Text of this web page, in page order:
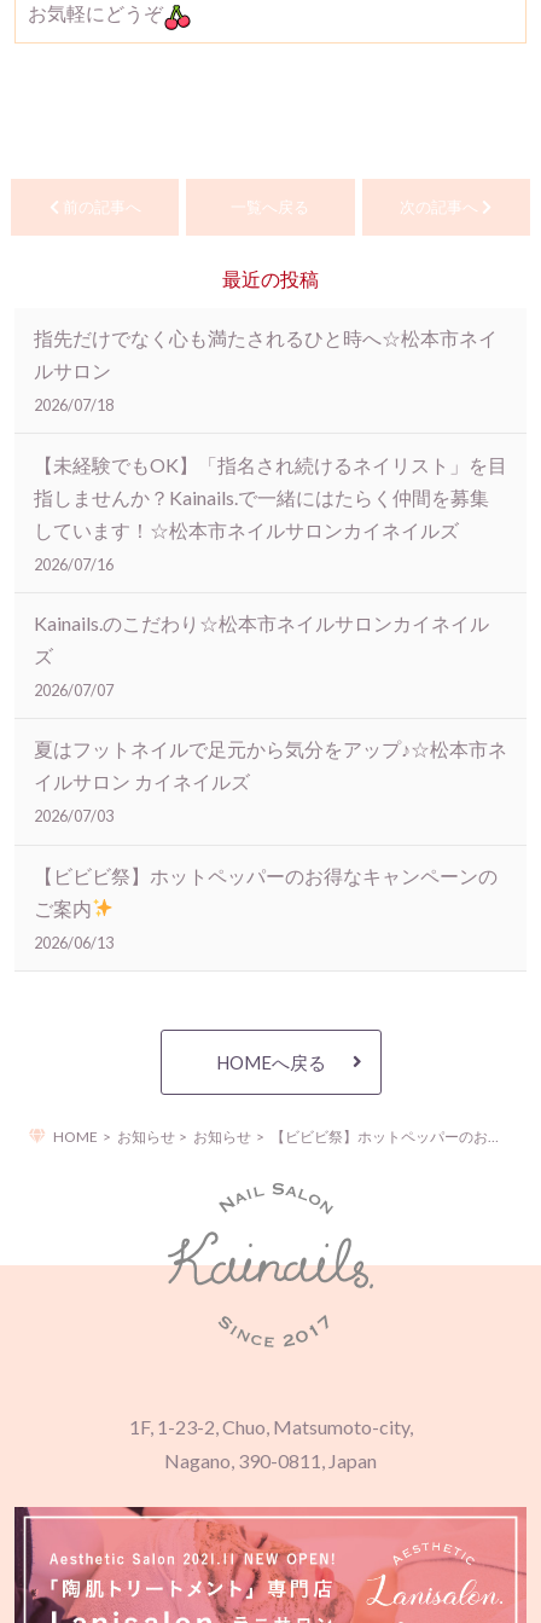
お気軽にどうぞ
前の記事へ 一覧へ戻る 次の記事へ
最近の投稿
指先だけでなく心も満たされるひと時へ☆松本市ネイ
ルサロン
2026/07/18
【未経験でもOK】「指名され続けるネイリスト」を目
指しませんか？Kainails.で一緒にはたらく仲間を募集
しています！☆松本市ネイルサロンカイネイルズ
2026/07/16
Kainails.のこだわり☆松本市ネイルサロンカイネイル
ズ
2026/07/07
夏はフットネイルで足元から気分をアップ♪☆松本市ネ
イルサロン カイネイルズ
2026/07/03
【ビビビ祭】ホットペッパーのお得なキャンペーンの
ご案内
2026/06/13
HOMEへ戻る
HOME お知らせ お知らせ
1F, 1-23-2, Chuo, Matsumoto-city,
Nagano, 390-0811, Japan